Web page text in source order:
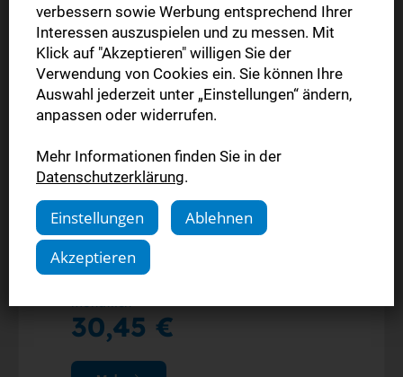
Komplettpaket
Jahresangebot
Die gedruckte Ausgabe (Mo.-Sa.)
Alle Inhalte der StN-App
Alle Inhalte auf stuttgarter-nachrichten.de
30,45 €
verbessern sowie Werbung entsprechend Ihrer
Interessen auszuspielen und zu messen. Mit
Klick auf "Akzeptieren" willigen Sie der
Verwendung von Cookies ein. Sie können Ihre
Auswahl jederzeit unter „Einstellungen“ ändern,
anpassen oder widerrufen.
Mehr Informationen finden Sie in der
Datenschutzerklärung.
Einstellungen
Ablehnen
Akzeptieren